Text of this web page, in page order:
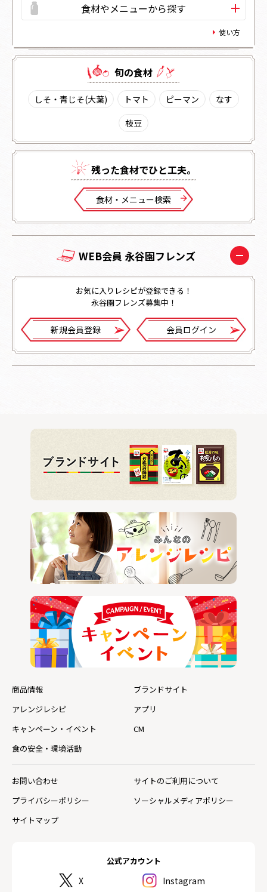
食材やメニューから探す
使い方
旬の⾷材
しそ・青じそ(大葉) トマト ピーマン
なす
枝豆
残った⾷材でひと⼯夫。
⾷材・メニュー検索
WEB会員 永谷園フレンズ
お気に入りレシピが登録できる！
永谷園フレンズ募集中！
新規会員登録 会員ログイン
公式アカウント
X Instagram
商品情報
ブランドサイト
アレンジレシピ
アプリ
キャンペーン・イベント
CM
食の安全・環境活動
お問い合わせ
サイトのご利用について
プライバシーポリシー
ソーシャルメディアポリシー
サイトマップ